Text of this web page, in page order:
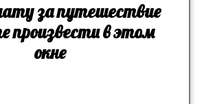
за путешествие
произвести в этом
окне